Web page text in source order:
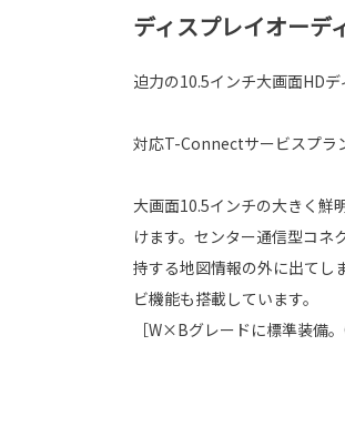
ディスプレイオーデ
迫力の10.5インチ大画面HD
対応T-Connectサービスプラ
大画面10.5インチの大きく鮮
けます。センター通信型コネ
持する地図情報の外に出てし
ビ機能も搭載しています。
［W×Bグレードに標準装備